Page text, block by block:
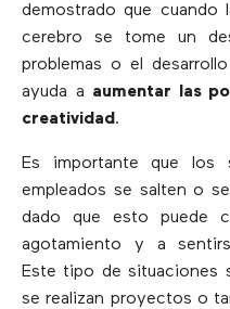
demostrado que cuando
cerebro se tome un
problemas o el
ayuda a aumentar las
creatividad .
Es importante que los
empleados se salten o
dado que esto puede
agotamiento y a
Este tipo de situaciones
se realizan proyectos o